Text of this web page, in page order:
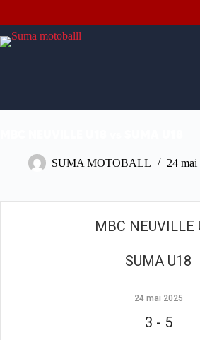
contenu
SUMA MOTOBALL 24 mai
MBC NEUVILLE
SUMA U18
24 mai 2025
3 - 5